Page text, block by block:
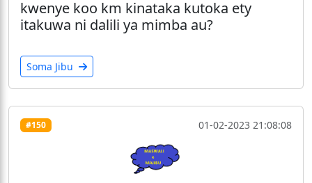
kwenye koo km kinataka kutoka ety
itakuwa ni dalili ya mimba au?
Soma Jibu
#150 01-02-2023 21:08:08